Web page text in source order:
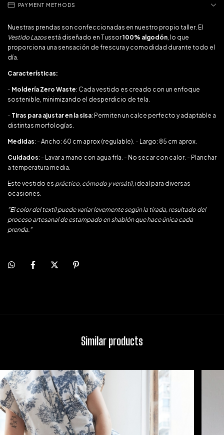
PAYMENT METHODS
Nuestras prendas son confeccionadas en nuestro propio taller. El
Vestido Lazosestá diseñado en Tussor100% algodón, lo que
proporciona una sensación de frescura y comodidad durante todo el
día.
Características:
- Moldería Zero Waste: Cada vestido es creado con un enfoque
sostenible, minimizando el desperdicio de tela.
- Tiras para ajustar en la sisa: Permiten un calce perfecto y adaptable a
distintas morfologías.
Medidas: - Ancho: 60 cm aprox (regulable). - Largo: 85 cm aprox.
Cuidados: - Lavar a mano con agua fría. - No secar con calor. - Planchar
a temperatura media.
Este vestido es práctico, cómodo y versátil, ideal para diversas
ocasiones.
"El color del textil puede variar levemente según la tirada, resultado del
proceso artesanal de estampado en shablón que hace única cada
prenda."
Similar products